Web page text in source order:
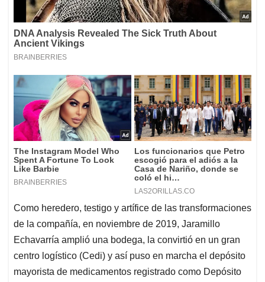
Como heredero, testigo y artífice de las transformaciones
de la compañía, en noviembre de 2019, Jaramillo
Echavarría amplió una bodega, la convirtió en un gran
centro logístico (Cedi) y así puso en marcha el depósito
mayorista de medicamentos registrado como Depósito